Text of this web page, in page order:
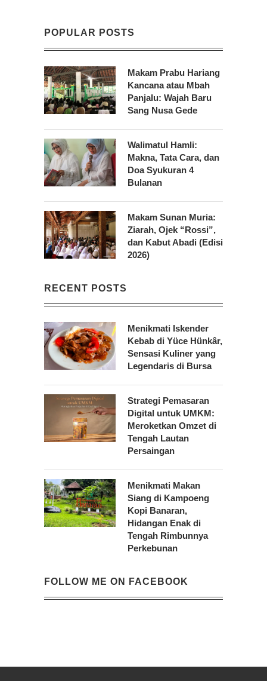
POPULAR POSTS
Makam Prabu Hariang
Kancana atau Mbah
Panjalu: Wajah Baru
Sang Nusa Gede
Walimatul Hamli:
Makna, Tata Cara, dan
Doa Syukuran 4
Bulanan
Makam Sunan Muria:
Ziarah, Ojek “Rossi”,
dan Kabut Abadi (Edisi
2026)
RECENT POSTS
Menikmati Iskender
Kebab di Yüce Hünkâr,
Sensasi Kuliner yang
Legendaris di Bursa
Strategi Pemasaran
Digital untuk UMKM:
Meroketkan Omzet di
Tengah Lautan
Persaingan
Menikmati Makan
Siang di Kampoeng
Kopi Banaran,
Hidangan Enak di
Tengah Rimbunnya
Perkebunan
FOLLOW ME ON FACEBOOK